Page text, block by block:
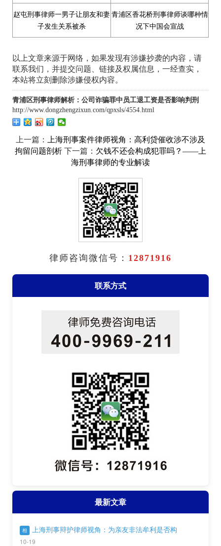
赵屯刑事律师一男子让朋友和妻
子发生关系被杀
青浦区香花桥刑事律师谈哪种情
况下中国会宣战
以上文章来源于网络，如果发现有涉嫌抄袭的内容，请
联系我们，并提交问题、链接及权属信息，一经查实，
本站将立刻删除涉嫌侵权内容。
青浦区刑事律师解析：公司诈骗罪中员工退工资是否影响判刑
http://www.dongzhengzixun.com/qpxsls/4554.html
上一篇：
上海刑事案件律师视角：高利贷催收涉不涉及
拘留问题剖析 下一篇： 欠钱不还会构成犯罪吗？——上
海刑事律师的专业解读
律师咨询微信号： 12871916
联系方式
最新文章
相 上海刑事辩护律师视角：为亲友非法牟利是否构
10-19